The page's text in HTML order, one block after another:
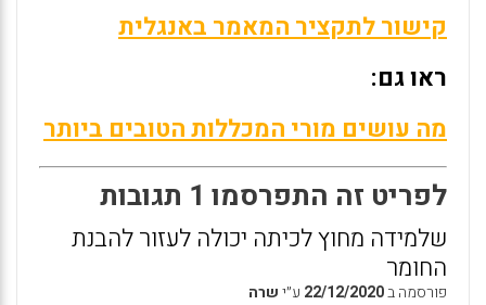
קישור לתקציר המאמר באנגלית
ראו גם:
מה עושים מורי המכללות הטובים ביותר
לפריט זה התפרסמו 1 תגובות
שלמידה מחוץ לכיתה יכולה לעזור להבנת
החומר
פורסמה ב22/12/2020 ע״ישרה